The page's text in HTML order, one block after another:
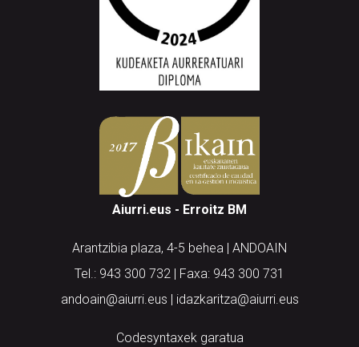
Aiurri.eus - Erroitz BM
Arantzibia plaza, 4-5 behea | ANDOAIN
Tel.: 943 300 732 | Faxa: 943 300 731
andoain@aiurri.eus | idazkaritza@aiurri.eus
Codesyntaxek garatua